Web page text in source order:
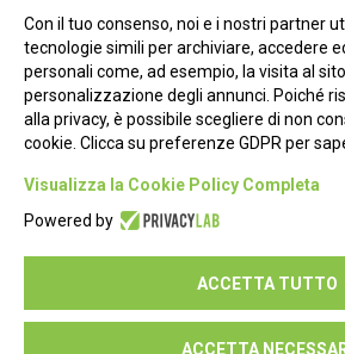
Piazza Alessandria, 24 -
Privacy Policy
Seguici su:
Con il tuo consenso, noi e i nostri partner
tecnologie simili per archiviare, accedere
personali come, ad esempio, la visita al
personalizzazione degli annunci. Poiché
alla privacy, è possibile scegliere di non
cookie. Clicca su preferenze GDPR per
Visualizza la Cookie Policy Completa
Powered by
ACCETTA TUTTO
ACCETTA